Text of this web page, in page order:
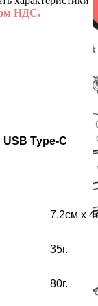
НДС.
Type-C
7.2см х
35г.
80г.